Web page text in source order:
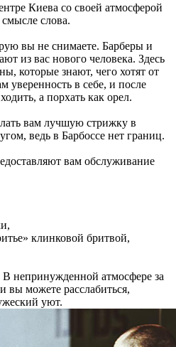
Киева со своей атмосферой
слова.
вы не снимаете. Барберы и
из вас нового человека. Здесь
которые знают, чего хотят от
уверенность в себе, и после
а порхать как орел.
вам лучшую стрижку в
ведь в Барбоссе нет границ.
вам обслуживание
клинковой бритвой,
непринужденной атмосфере за
вы можете расслабиться,
уют.